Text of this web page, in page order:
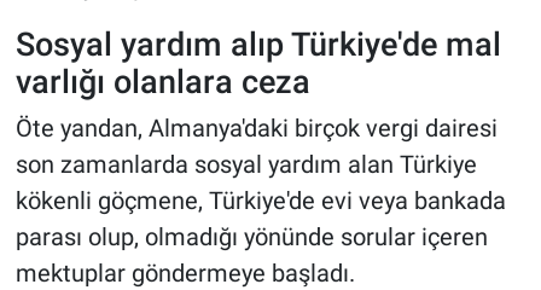
Sosyal yardım alıp Türkiye'de mal
varlığı olanlara ceza
Öte yandan, Almanya'daki birçok vergi dairesi
son zamanlarda sosyal yardım alan Türkiye
kökenli göçmene, Türkiye'de evi veya bankada
parası olup, olmadığı yönünde sorular içeren
mektuplar göndermeye başladı.